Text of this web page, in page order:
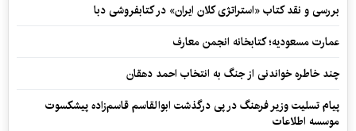
بررسی و نقد کتاب «استراتژی کلان ایران» در کتابفروشی دبا
عمارت مسعودیه؛ کتابخانه انجمن معارف
چند خاطره خواندنی از جنگ به انتخاب احمد دهقان
پیام تسلیت وزیر فرهنگ در پی درگذشت ابوالقاسم قاسم‌زاده پیشکسوت
موسسه اطلاعات